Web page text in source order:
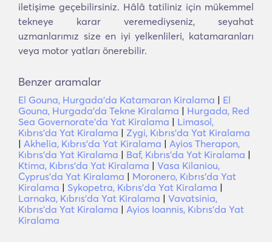
iletişime geçebilirsiniz. Hâlâ tatiliniz için mükemmel
tekneye karar veremediyseniz, seyahat
uzmanlarımız size en iyi yelkenlileri, katamaranları
veya motor yatları önerebilir.
Benzer aramalar
El Gouna, Hurgada'da Katamaran Kiralama | El
Gouna, Hurgada'da Tekne Kiralama | Hurgada, Red
Sea Governorate'da Yat Kiralama | Limasol,
Kıbrıs'da Yat Kiralama | Zygi, Kıbrıs'da Yat Kiralama
| Akhelia, Kıbrıs'da Yat Kiralama | Ayios Therapon,
Kıbrıs'da Yat Kiralama | Baf, Kıbrıs'da Yat Kiralama |
Ktima, Kıbrıs'da Yat Kiralama | Vasa Kilaniou,
Cyprus'da Yat Kiralama | Moronero, Kıbrıs'da Yat
Kiralama | Sykopetra, Kıbrıs'da Yat Kiralama |
Larnaka, Kıbrıs'da Yat Kiralama | Vavatsinia,
Kıbrıs'da Yat Kiralama | Ayios Ioannis, Kıbrıs'da Yat
Kiralama